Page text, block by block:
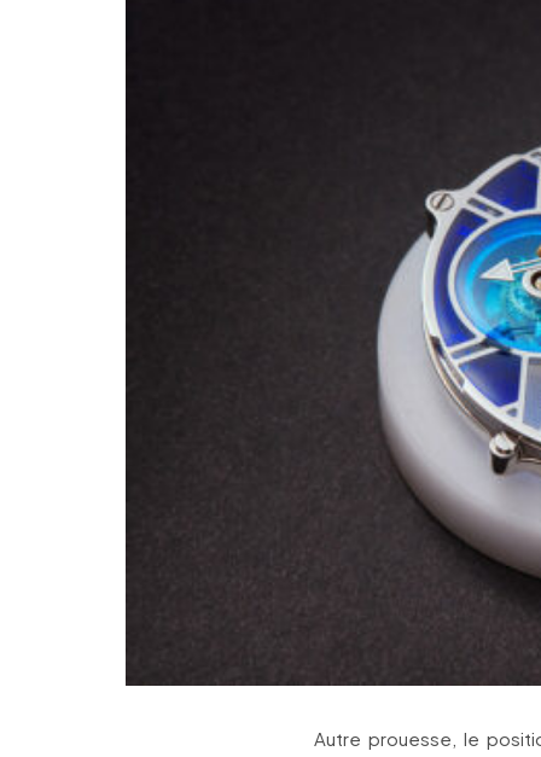
Autre prouesse, le